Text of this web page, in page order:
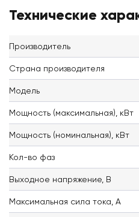
Технические
Производитель
Страна производителя
Модель
Мощность (максимальная), кВт
Мощность (номинальная), кВт
Кол-во фаз
Выходное напряжение, В
Максимальная сила тока, А